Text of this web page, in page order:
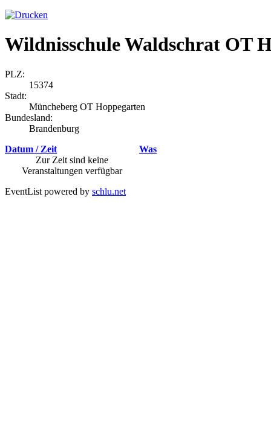
Wildnisschule Waldschrat OT
PLZ:
15374
Stadt:
Müncheberg OT Hoppegarten
Bundesland:
Brandenburg
Datum / Zeit
Was
Zur Zeit sind keine
Veranstaltungen verfügbar
EventList powered by schlu.net